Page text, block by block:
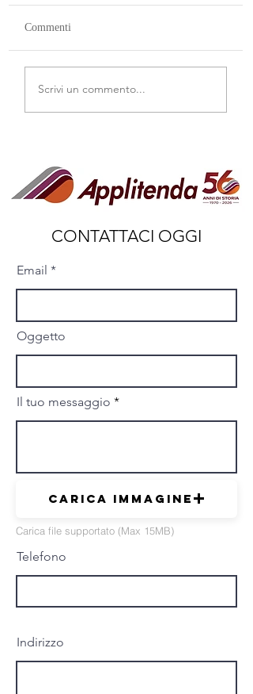
Applitenda
Commenti
Scrivi un commento...
CONTATTACI OGGI
Email
Oggetto
Il tuo messaggio
Carica immagine
Carica file supportato (Max 15MB)
Telefono
Indirizzo